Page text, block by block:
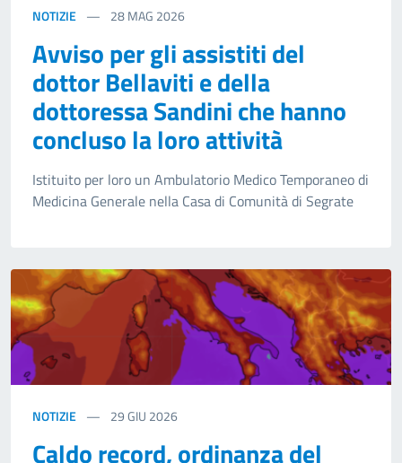
NOTIZIE 28MAG 2026
Avviso per gli assistiti del
dottor Bellaviti e della
dottoressa Sandini che hanno
concluso la loro attività
Istituito per loro un Ambulatorio Medico Temporaneo di
Medicina Generale nella Casa di Comunità di Segrate
NOTIZIE 29GIU 2026
Caldo record, ordinanza del